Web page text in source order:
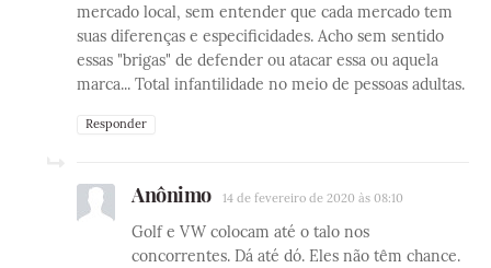
mercado local, sem entender que cada mercado tem
suas diferenças e especificidades. Acho sem sentido
essas "brigas" de defender ou atacar essa ou aquela
marca... Total infantilidade no meio de pessoas adultas.
Responder
Anônimo 14 de fevereiro de 2020 às 08:10
Golf e VW colocam até o talo nos
concorrentes. Dá até dó. Eles não têm chance.